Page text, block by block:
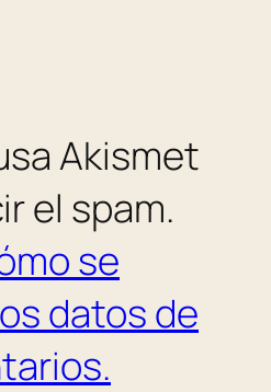
Akismet
el spam.
se
datos de